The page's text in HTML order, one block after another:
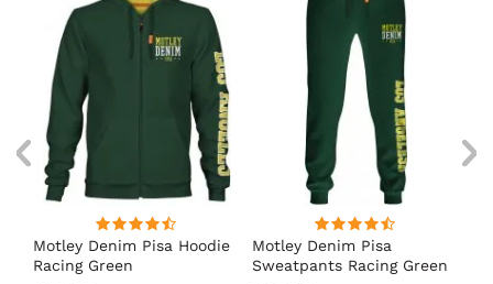
Motley Denim Pisa Hoodie
Racing Green
Motley Denim Pisa
Sweatpants Racing Green